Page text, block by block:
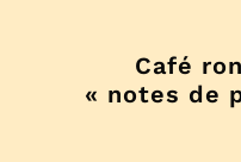
Café
« notes de